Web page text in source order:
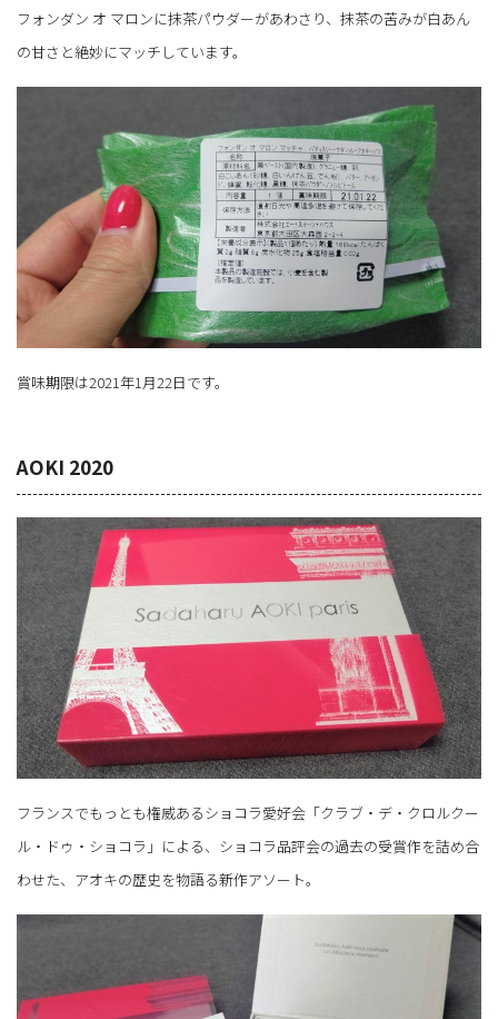
フォンダン オ マロンに抹茶パウダーがあわさり、抹茶の苦みが白あん
の甘さと絶妙にマッチしています。
賞味期限は2021年1月22日です。
AOKI 2020
フランスでもっとも権威あるショコラ愛好会「クラブ・デ・クロルクー
ル・ドゥ・ショコラ」による、ショコラ品評会の過去の受賞作を詰め合
わせた、アオキの歴史を物語る新作アソート。